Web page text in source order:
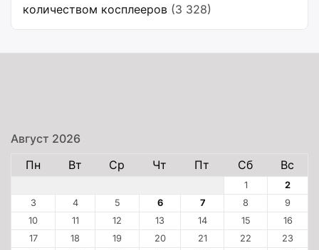
количеством косплееров (3 328)
Август 2026
Пн
Вт Ср Чт Пт Сб Вс
1
2
3
4 5 6 7 8
9
10
11 12 13 14 15
16
17
18 19 20 21 22
23